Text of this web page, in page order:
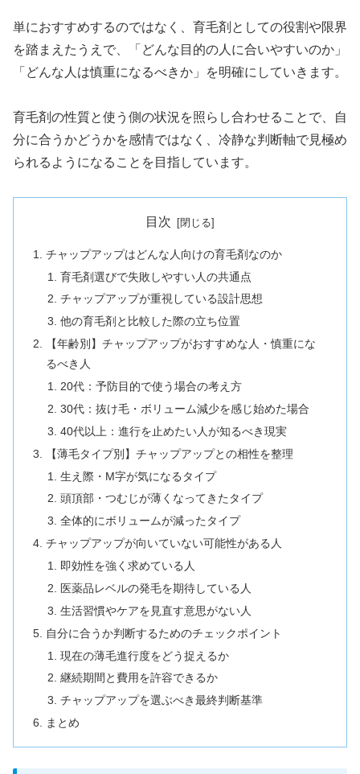
単におすすめするのではなく、育毛剤としての役割や限界
を踏まえたうえで、「どんな目的の人に合いやすいのか」
「どんな人は慎重になるべきか」を明確にしていきます。
育毛剤の性質と使う側の状況を照らし合わせることで、自
分に合うかどうかを感情ではなく、冷静な判断軸で見極め
られるようになることを目指しています。
目次
チャップアップはどんな人向けの育毛剤なのか
育毛剤選びで失敗しやすい人の共通点
チャップアップが重視している設計思想
他の育毛剤と比較した際の立ち位置
【年齢別】チャップアップがおすすめな人・慎重にな
るべき人
20代：予防目的で使う場合の考え方
30代：抜け毛・ボリューム減少を感じ始めた場合
40代以上：進行を止めたい人が知るべき現実
【薄毛タイプ別】チャップアップとの相性を整理
生え際・M字が気になるタイプ
頭頂部・つむじが薄くなってきたタイプ
全体的にボリュームが減ったタイプ
チャップアップが向いていない可能性がある人
即効性を強く求めている人
医薬品レベルの発毛を期待している人
生活習慣やケアを見直す意思がない人
自分に合うか判断するためのチェックポイント
現在の薄毛進行度をどう捉えるか
継続期間と費用を許容できるか
チャップアップを選ぶべき最終判断基準
まとめ